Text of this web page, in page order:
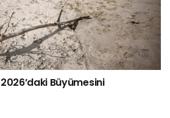
2026’daki Büyümesini